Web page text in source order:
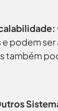
podem
também